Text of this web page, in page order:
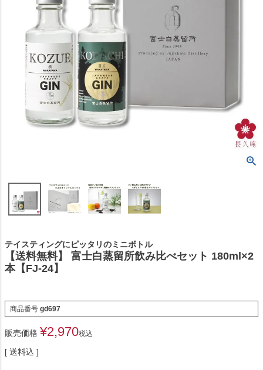
テイスティングにピッタリのミニボトル
【送料無料】 富士白蒸留所飲み比べセット 180ml×2
本【FJ-24】
商品番号 gd697
販売価格 ¥2,970税込
送料込